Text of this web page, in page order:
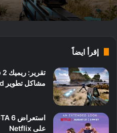
إقرأ ايضاً
مشاكل تطوير Halo Campaign Evolved
على Netflix